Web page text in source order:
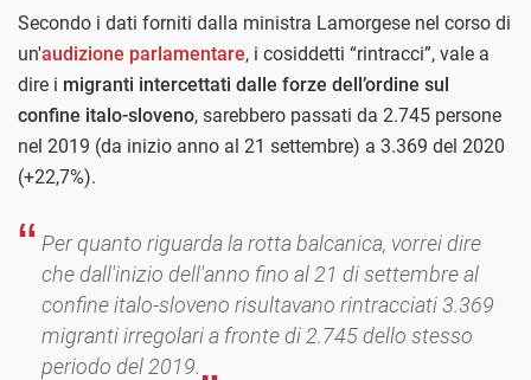
Secondo i dati forniti dalla ministra Lamorgese nel corso di
un'audizione parlamentare, i cosiddetti “rintracci”, vale a
dire i migranti intercettati dalle forze dell’ordine sul
confine italo-sloveno, sarebbero passati da 2.745 persone
nel 2019 (da inizio anno al 21 settembre) a 3.369 del 2020
(+22,7%).
Per quanto riguarda la rotta balcanica, vorrei dire
che dall'inizio dell'anno fino al 21 di settembre al
confine italo-sloveno risultavano rintracciati 3.369
migranti irregolari a fronte di 2.745 dello stesso
periodo del 2019.